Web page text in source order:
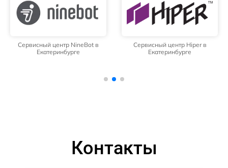
Сервисный центр NineBot в
Екатеринбурге
Сервисный центр Hiper в
Екатеринбурге
Контакты